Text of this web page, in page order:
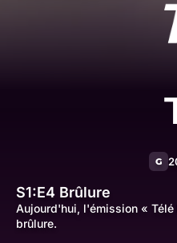
G
S1:E4 Brûlure
Aujourd'hui, l'émission «
brûlure.